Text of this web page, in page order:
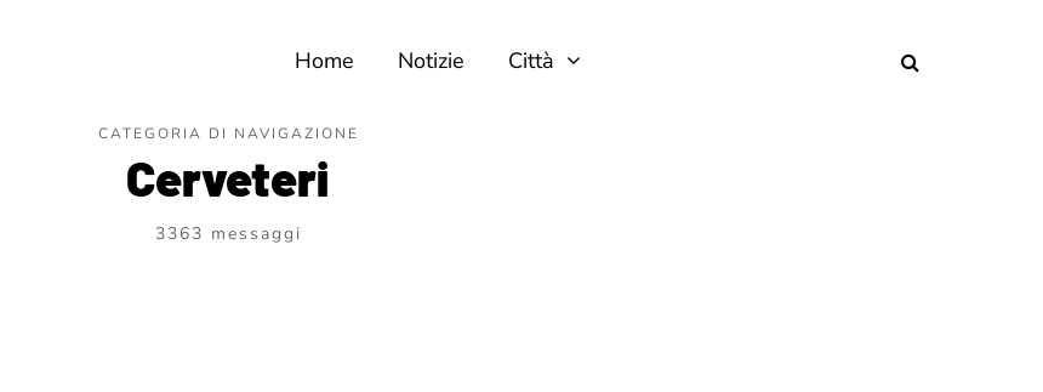
Home Notizie Città
CATEGORIA DI NAVIGAZIONE
Cerveteri
3363 messaggi